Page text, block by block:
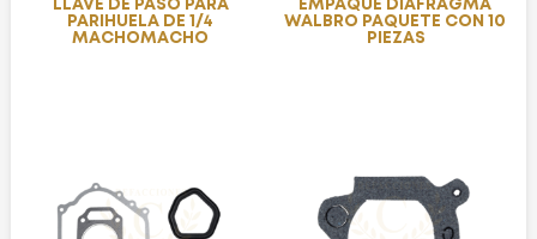
LLAVE DE PASO PARA
PARIHUELA DE 1/4
MACHOMACHO
EMPAQUE DIAFRAGMA
WALBRO PAQUETE CON 10
PIEZAS